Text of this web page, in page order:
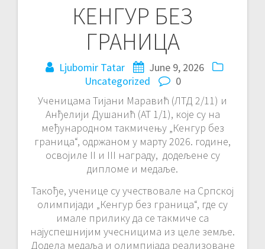
КЕНГУР БЕЗ
ГРАНИЦА
Ljubomir Tatar
June 9, 2026
Uncategorized
0
Ученицама Тијани Маравић (ЛТД 2/11) и
Анђелији Душанић (АТ 1/1), које су на
међународном такмичењу „Кенгур без
граница“, одржаном у марту 2026. године,
освојиле II и III награду, додељене су
дипломе и медаље.
Такође, ученице су учествовале на Српској
олимпијади „Кенгур без граница“, где су
имале прилику да се такмиче са
најуспешнијим учесницима из целе земље.
Додела медаља и олимпијада реализоване
navigation